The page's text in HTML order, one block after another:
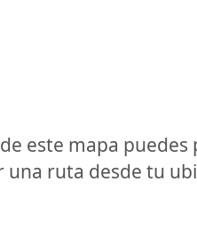
este mapa
una ruta desde tu